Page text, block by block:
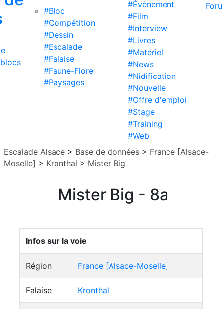
#Bloc
#Compétition
#Dessin
#Escalade
#Falaise
#Faune-Flore
#Paysages
#Évènement
#Film
#Interview
#Livres
#Matériel
#News
#Nidification
#Nouvelle
#Offre d'emploi
#Stage
#Training
#Web
Escalade Alsace > Base de données > France [Alsace-
Moselle] > Kronthal > Mister Big
Mister Big - 8a
Infos sur la voie
Région France [Alsace-Moselle]
Falaise Kronthal